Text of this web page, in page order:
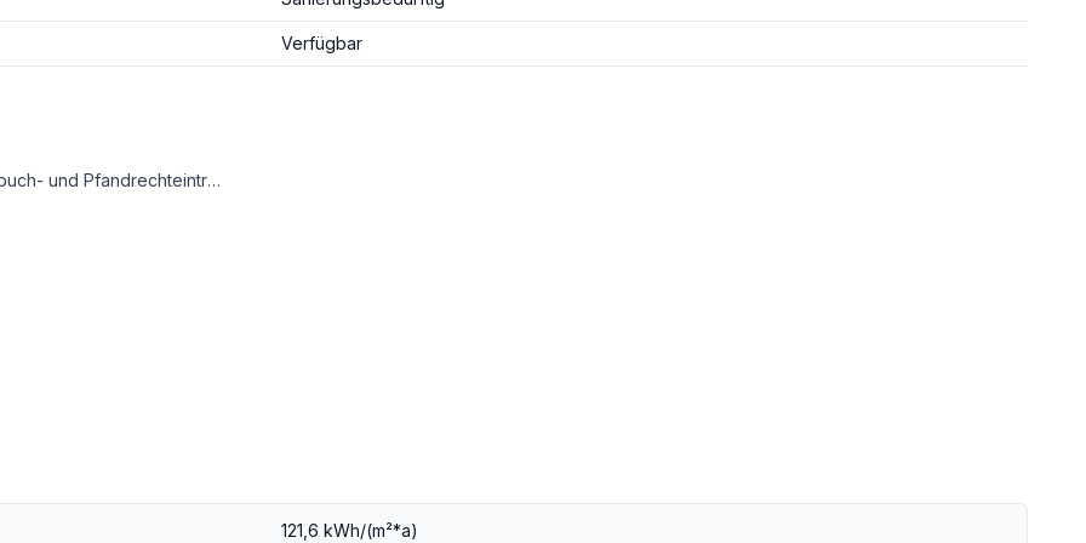
Verfügbar
de/gebuehren-aktion [http://www.3si.at/de/gebuehren-aktion]
maximale Freiheit in der Gestaltung lässt – ganz nach Ihren persönlichen Vorstellungen und Bedürfnissen.
121,6 kWh/(m²*a)